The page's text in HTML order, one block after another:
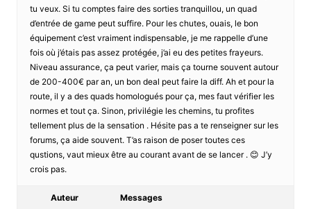
tu veux. Si tu comptes faire des sorties tranquillou, un quad
d’entrée de game peut suffire. Pour les chutes, ouais, le bon
équipement c’est vraiment indispensable, je me rappelle d’une
fois où j’étais pas assez protégée, j’ai eu des petites frayeurs.
Niveau assurance, ça peut varier, mais ça tourne souvent autour
de 200-400€ par an, un bon deal peut faire la diff. Ah et pour la
route, il y a des quads homologués pour ça, mes faut vérifier les
normes et tout ça. Sinon, privilégie les chemins, tu profites
tellement plus de la sensation . Hésite pas a te renseigner sur les
forums, ça aide souvent. T’as raison de poser toutes ces
qustions, vaut mieux être au courant avant de se lancer . 😊 J’y
crois pas.
Auteur Messages